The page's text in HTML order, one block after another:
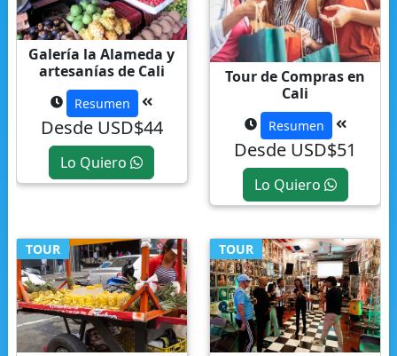
Galería la Alameda y
artesanías de Cali
Resumen
Desde USD$44
Lo Quiero
Tour de Compras en
Cali
Resumen
Desde USD$51
Lo Quiero
TOUR TOUR